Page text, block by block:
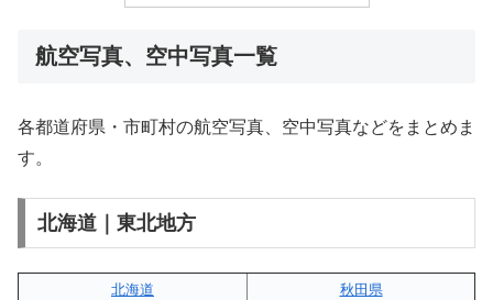
航空写真、空中写真一覧
各都道府県・市町村の航空写真、空中写真などをまとめま
す。
北海道｜東北地方
北海道
秋田県